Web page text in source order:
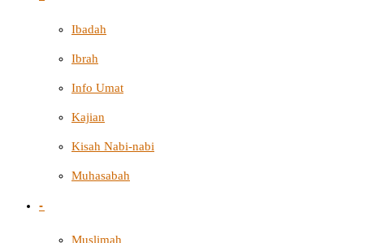
Ibadah
Ibrah
Info Umat
Kajian
Kisah Nabi-nabi
Muhasabah
-
Muslimah